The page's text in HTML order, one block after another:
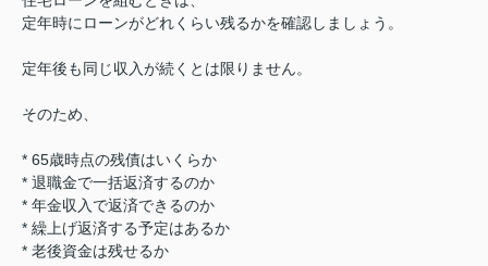
定年時にローンがどれくらい残るかを確認しましょう。
定年後も同じ収入が続くとは限りません。
そのため、
* 65歳時点の残債はいくらか
* 退職金で一括返済するのか
* 年金収入で返済できるのか
* 繰上げ返済する予定はあるか
* 老後資金は残せるか